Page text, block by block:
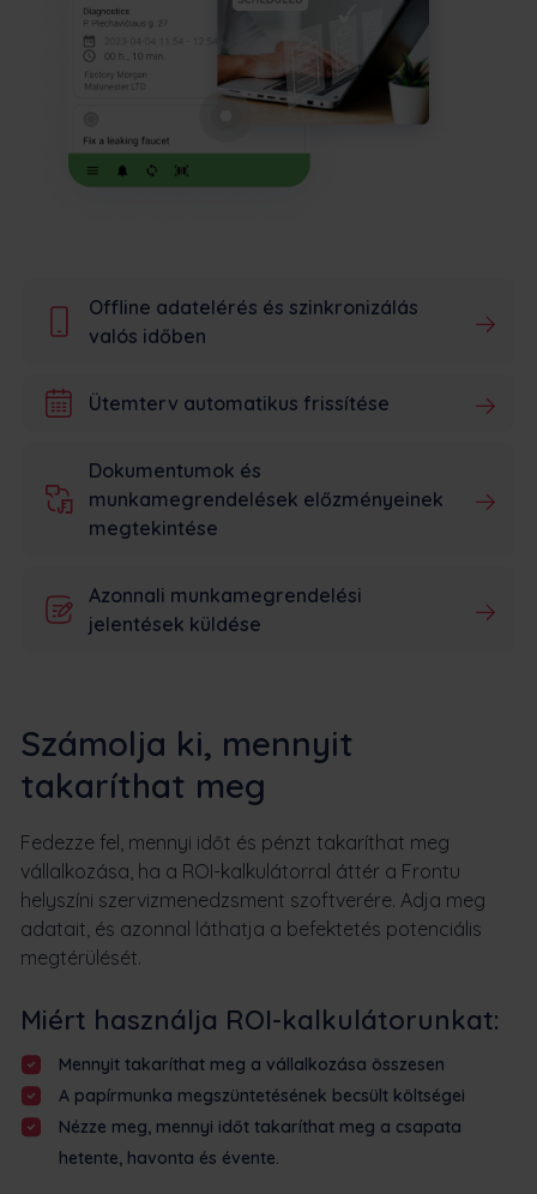
Offline adatelérés és szinkronizálás
valós időben
Ütemterv automatikus frissítése
Dokumentumok és
munkamegrendelések előzményeinek
megtekintése
Azonnali munkamegrendelési
jelentések küldése
Számolja ki, mennyit
takaríthat meg
Fedezze fel, mennyi időt és pénzt takaríthat meg
vállalkozása, ha a ROI-kalkulátorral áttér a Frontu
helyszíni szervizmenedzsment szoftverére. Adja meg
adatait, és azonnal láthatja a befektetés potenciális
megtérülését.
Miért használja ROI-kalkulátorunkat:
Mennyit takaríthat meg a vállalkozása összesen
A papírmunka megszüntetésének becsült költségei
Nézze meg, mennyi időt takaríthat meg a csapata
hetente, havonta és évente.